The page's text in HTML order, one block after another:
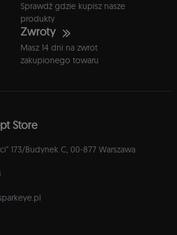
Sprawdź gdzie kupisz nasze
produkty
Zwroty
Masz 14 dni na zwrot
zakupionego towaru
Store
173/Budynek C, 00-877 Warszawa